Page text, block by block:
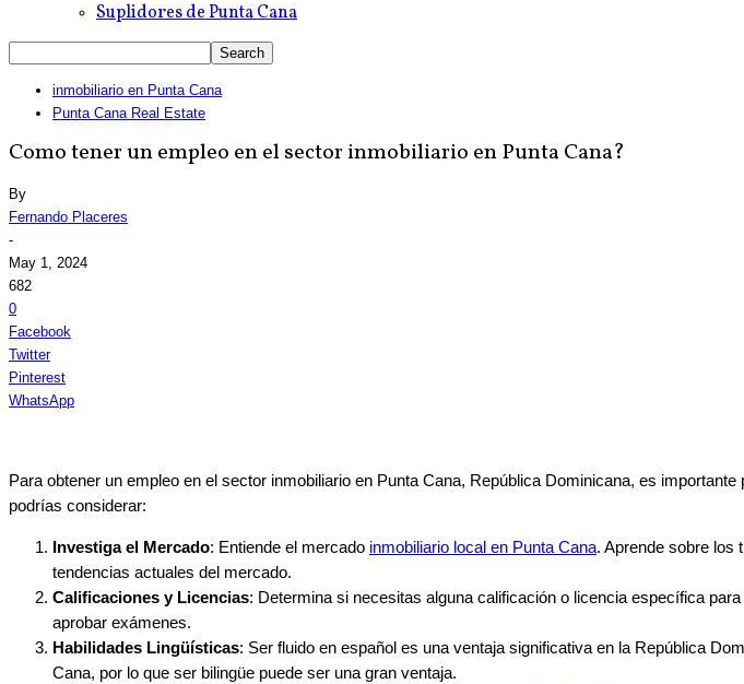
Suplidores de Punta Cana
inmobiliario en Punta Cana
Punta Cana Real Estate
Como tener un empleo en el sector inmobiliario en Punta Cana?
By
Fernando Placeres
-
May 1, 2024
682
0
Facebook
Twitter
Pinterest
WhatsApp
Para obtener un empleo en el sector inmobiliario en Punta Cana, República Dominicana, es
podrías considerar:
Investiga el Mercado: Entiende el mercado inmobiliario local en Punta Cana. Aprende sobre los
tendencias actuales del mercado.
Calificaciones y Licencias: Determina si necesitas alguna calificación o licencia específica
aprobar exámenes.
Habilidades Lingüísticas: Ser fluido en español es una ventaja significativa en la República
Cana, por lo que ser bilingüe puede ser una gran ventaja.